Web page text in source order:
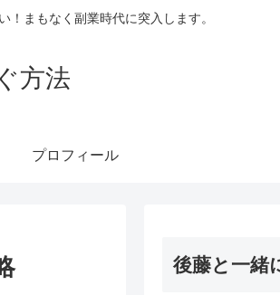
まもなく副業時代に突入します。
方法
プロフィール
後藤と一緒